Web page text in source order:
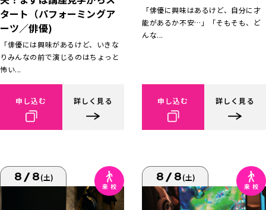
タート（パフォーミングア
ーツ／俳優)
「俳優には興味があるけど、いきな
りみんなの前で演じるのはちょっと
怖い...
申し込む 詳しく見る
「俳優に興味はあるけど、自分に才
能があるか不安…」「そもそも、ど
んな...
申し込む 詳しく見る
8/8(土) 8/8(土)